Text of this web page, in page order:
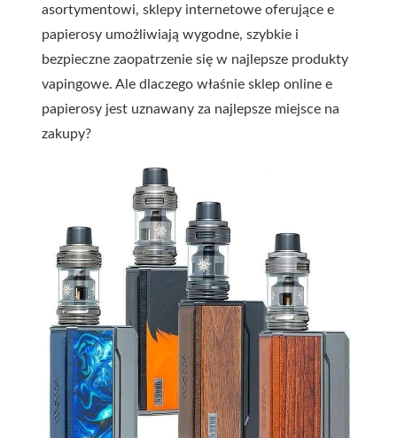
asortymentowi, sklepy internetowe oferujące e
papierosy umożliwiają wygodne, szybkie i
bezpieczne zaopatrzenie się w najlepsze produkty
vapingowe. Ale dlaczego właśnie sklep online e
papierosy jest uznawany za najlepsze miejsce na
zakupy?